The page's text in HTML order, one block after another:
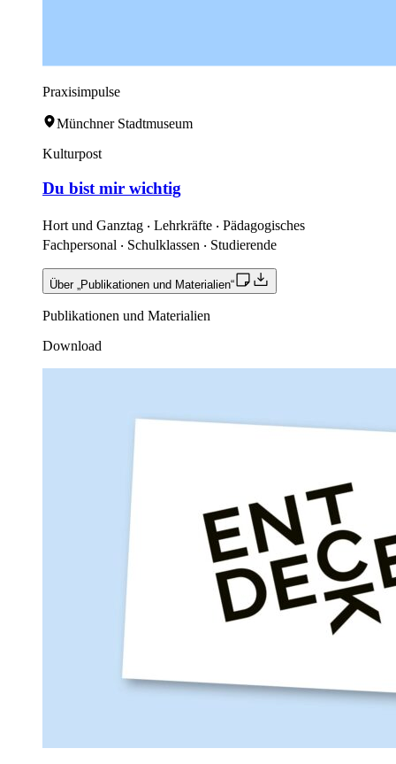
Praxisimpulse
Münchner Stadtmuseum
Kulturpost
Du bist mir wichtig
Hort und Ganztag ‧ Lehrkräfte ‧ Pädagogisches
Fachpersonal ‧ Schulklassen ‧ Studierende
Über „Publikationen und Materialien“
Publikationen und Materialien
Download